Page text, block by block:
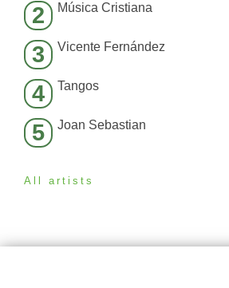
2 Música Cristiana
3 Vicente Fernández
4 Tangos
5 Joan Sebastian
All artists